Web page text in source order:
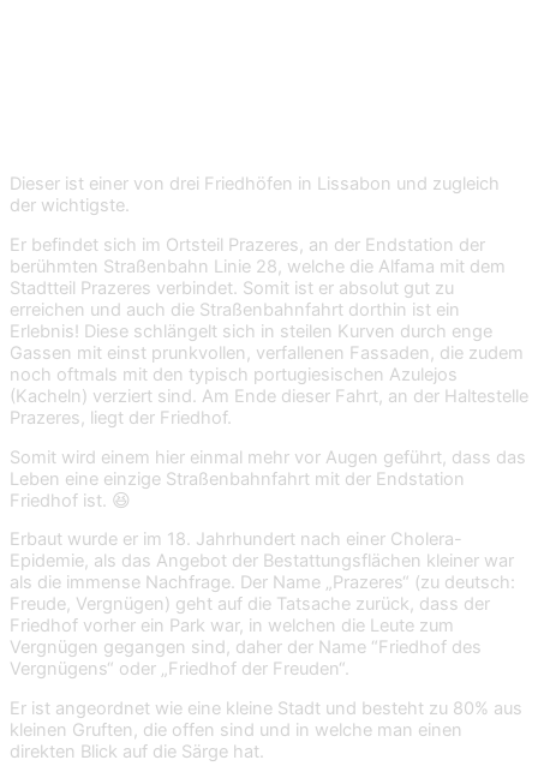
Dieser ist einer von drei Friedhöfen in Lissabon und zugleich
der wichtigste.
Er befindet sich im Ortsteil Prazeres, an der Endstation der
berühmten Straßenbahn Linie 28, welche die Alfama mit dem
Stadtteil Prazeres verbindet. Somit ist er absolut gut zu
erreichen und auch die Straßenbahnfahrt dorthin ist ein
Erlebnis! Diese schlängelt sich in steilen Kurven durch enge
Gassen mit einst prunkvollen, verfallenen Fassaden, die zudem
noch oftmals mit den typisch portugiesischen Azulejos
(Kacheln) verziert sind. Am Ende dieser Fahrt, an der Haltestelle
Prazeres, liegt der Friedhof.
Somit wird einem hier einmal mehr vor Augen geführt, dass das
Leben eine einzige Straßenbahnfahrt mit der Endstation
Friedhof ist. 😆
Erbaut wurde er im 18. Jahrhundert nach einer Cholera-
Epidemie, als das Angebot der Bestattungsflächen kleiner war
als die immense Nachfrage. Der Name „Prazeres“ (zu deutsch:
Freude, Vergnügen) geht auf die Tatsache zurück, dass der
Friedhof vorher ein Park war, in welchen die Leute zum
Vergnügen gegangen sind, daher der Name “Friedhof des
Vergnügens“ oder „Friedhof der Freuden“.
Er ist angeordnet wie eine kleine Stadt und besteht zu 80% aus
kleinen Gruften, die offen sind und in welche man einen
direkten Blick auf die Särge hat.